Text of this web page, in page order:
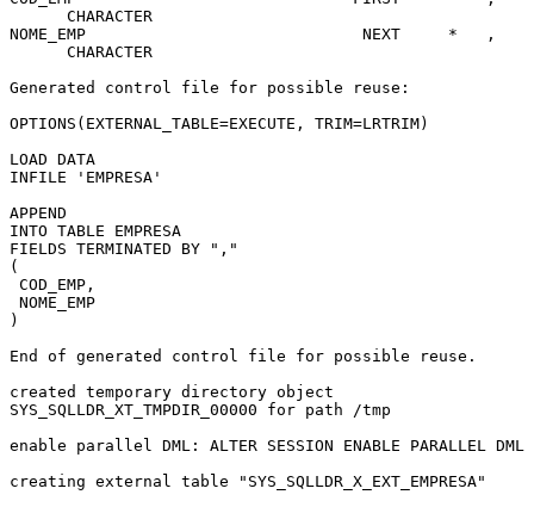
CHARACTER
NOME_EMP                             NEXT     *   ,
CHARACTER
Generated control file for possible reuse:
OPTIONS(EXTERNAL_TABLE=EXECUTE, TRIM=LRTRIM)
LOAD DATA
INFILE 'EMPRESA'
APPEND
INTO TABLE EMPRESA
FIELDS TERMINATED BY ","
(
COD_EMP,
NOME_EMP
)
End of generated control file for possible reuse.
created temporary directory object
SYS_SQLLDR_XT_TMPDIR_00000 for path /tmp
enable parallel DML: ALTER SESSION ENABLE PARALLEL DML
creating external table "SYS_SQLLDR_X_EXT_EMPRESA"